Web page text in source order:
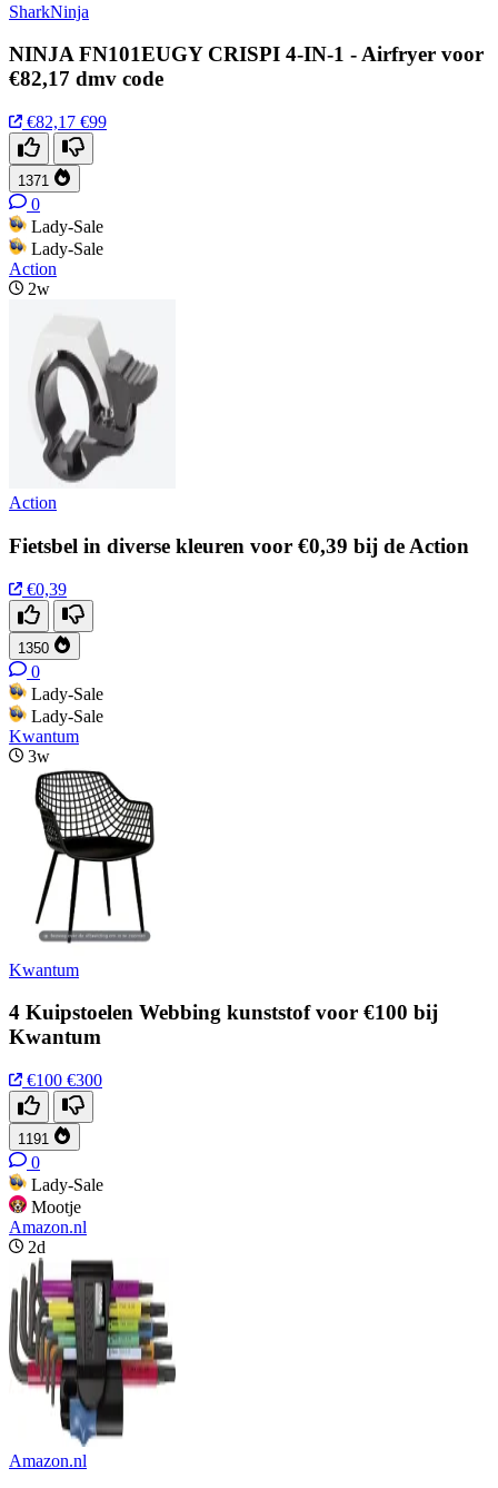
SharkNinja
NINJA FN101EUGY CRISPI 4-IN-1 - Airfryer voor
€82,17 dmv code
€82,17 €99
1371
0
Lady-Sale
Lady-Sale
Action
2w
Action
Fietsbel in diverse kleuren voor €0,39 bij de Action
€0,39
1350
0
Lady-Sale
Lady-Sale
Kwantum
3w
Kwantum
4 Kuipstoelen Webbing kunststof voor €100 bij
Kwantum
€100 €300
1191
0
Lady-Sale
Mootje
Amazon.nl
2d
Amazon.nl